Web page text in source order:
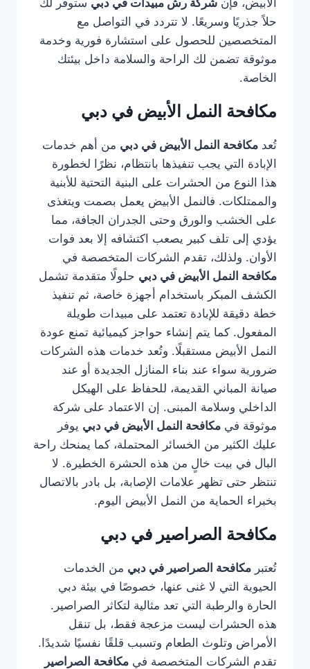
حلاً جذريًا وسريعًا. لا تتردد في التواصل مع
المتخصصين للحصول على استشارة فورية وخدمة
موثوقة تضمن لك الراحة والسلامة داخل بيئتك
الخاصة.
مكافحة النمل الأبيض في دبي
تُعد مكافحة النمل الأبيض في دبي من أهم خدمات
الإبادة التي يجب تنفيذها بانتظام، نظرًا لخطورة
هذا النوع من الحشرات على البنية التحتية للأبنية
والممتلكات. فالنمل الأبيض يعمل بصمت ويتغذى
على الخشب والورق وحتى الجدران الجافة، مما
يؤدي إلى تلف كبير يصعب اكتشافه إلا بعد فوات
الأوان. ولذلك، تقدم الشركات المتخصصة في
مكافحة النمل الأبيض في دبي حلولًا متقدمة تشمل
الكشف المبكر باستخدام أجهزة خاصة، ثم تنفيذ
خطة دقيقة للإبادة تعتمد على مبيدات طويلة
المفعول. كما يتم إنشاء حواجز كيميائية تمنع عودة
النمل الأبيض مستقبلًا. وتُعد خدمات هذه الشركات
ضرورية سواء عند بناء المنازل الجديدة أو عند
صيانة المباني القديمة، للحفاظ على الهيكل
الداخلي وسلامة المبنى. إن الاعتماد على شركة
موثوقة في مكافحة النمل الأبيض في دبي يوفر
عليك الكثير من الخسائر المحتملة، كما يمنحك راحة
البال في بيت خالٍ من هذه الحشرة الخطيرة. لا
تنتظر حتى تظهر علامات الإصابة، بل بادر بالاتصال
بخبراء الحماية من النمل الأبيض اليوم.
مكافحة الصراصير في دبي
تُعتبر مكافحة الصراصير في دبي من الخدمات
الحيوية التي لا غنى عنها، خصوصًا في بيئة دبي
الحارة والرطبة التي تعد مثالية لتكاثر الصراصير.
هذه الحشرات ليست مزعجة فقط، بل تنقل
الأمراض وتلوث الطعام وتسبب قلقًا نفسيًا شديدًا.
تقدم الشركات المتخصصة في مكافحة الصراصير